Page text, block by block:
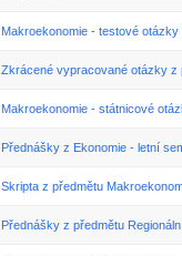
Makroekonomie - testové
Zkrácené vypracované otázky z
Makroekonomie - státnicové
Přednášky z Ekonomie - letní
Skripta z předmětu
Přednášky z předmětu